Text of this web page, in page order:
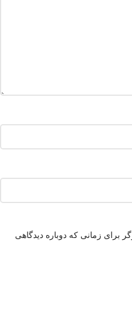
برای زمانی که دوباره دیدگاهی